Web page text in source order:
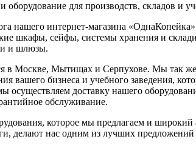
оборудование для производств, складов и
нашего интернет-магазина
шкафы, сейфы, системы хранения и
и шлюзы.
в Москве, Мытищах и Серпухове. Мы так же
вашего бизнеса и учебного заведения,
осуществляем доставку нашего
обслуживание.
которое мы предлагаем и широкий
делают нас одним из лучших предложений